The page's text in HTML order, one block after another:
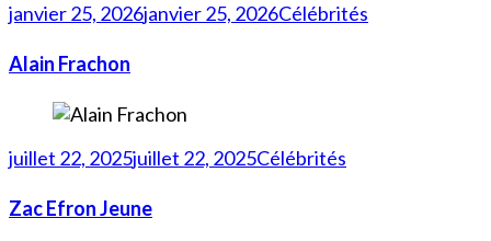
janvier 25, 2026janvier 25, 2026Célébrités
Alain Frachon
juillet 22, 2025juillet 22, 2025Célébrités
Zac Efron Jeune